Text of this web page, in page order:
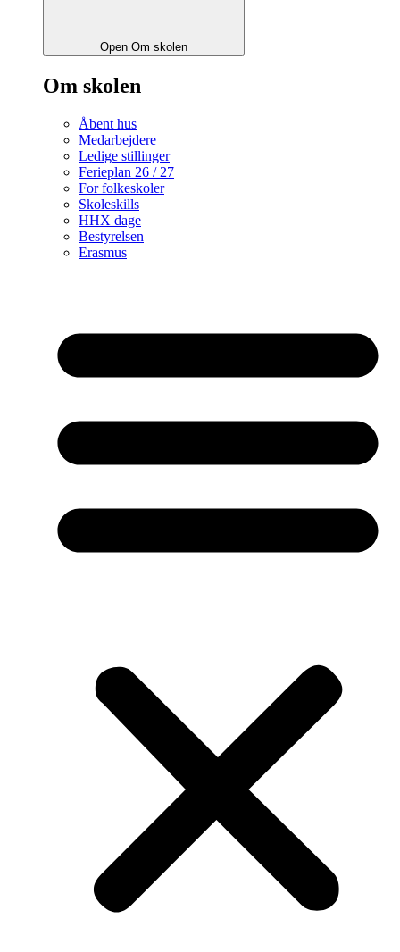
Open Om skolen
Om skolen
Åbent hus
Medarbejdere
Ledige stillinger
Ferieplan 26 / 27
For folkeskoler
Skoleskills
HHX dage
Bestyrelsen
Erasmus